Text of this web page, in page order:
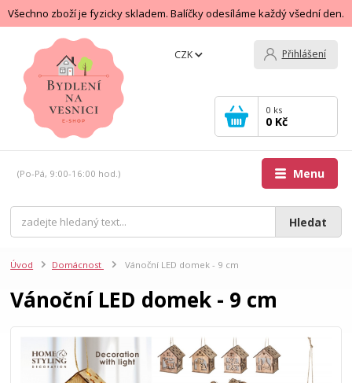
Všechno zboží je fyzicky skladem. Balíčky odesíláme každý všední den.
Menu
CZK Přihlášení
Hledat
(Po-Pá, 9:00-16:00 hod.)
0 ks
0 Kč
Úvod Domácnost Vánoční LED domek - 9 cm
Vánoční LED domek - 9 cm